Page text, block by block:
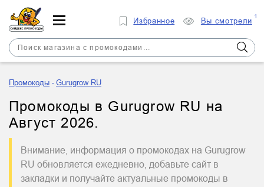
Промокоды Gurugrow RU
Промокоды в Gurugrow RU на
Август 2026.
Внимание, информация о промокодах на Gurugrow
RU обновляется ежедневно, добавьте сайт в
закладки и получайте актуальные промокоды в
Избранное Вы смотрели
1